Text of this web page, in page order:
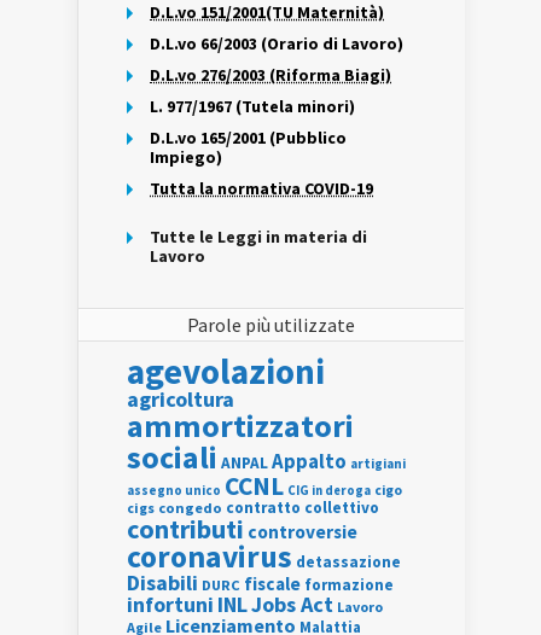
D.L.vo 151/2001(TU Maternità)
D.L.vo 66/2003 (Orario di Lavoro)
D.L.vo 276/2003 (Riforma Biagi)
L. 977/1967 (Tutela minori)
D.L.vo 165/2001 (Pubblico
Impiego)
Tutta la normativa COVID-19
Tutte le Leggi in materia di
Lavoro
Parole più utilizzate
agevolazioni
agricoltura
ammortizzatori
sociali ANPALAppalto artigiani
assegno unico CCNL CIG in deroga cigo
cigs congedo contratto collettivo
contributi controversie
coronavirus detassazione
Disabili DURC fiscale formazione
infortuni INLJobs Act Lavoro
Agile Licenziamento Malattia